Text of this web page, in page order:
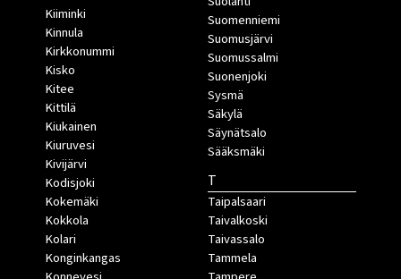
Kiiminki
Kinnula
Kirkkonummi
Kisko
Kitee
Kittilä
Kiukainen
Kiuruvesi
Kivijärvi
Kodisjoki
Kokemäki
Kokkola
Kolari
Konginkangas
Suomenniemi
Suomusjärvi
Suomussalmi
Suonenjoki
Sysmä
Säkylä
Säynätsalo
Sääksmäki
T
Taipalsaari
Taivalkoski
Taivassalo
Tammela